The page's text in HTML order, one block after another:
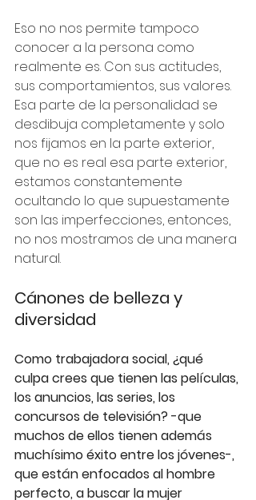
Eso no nos permite tampoco
conocer a la persona como
realmente es. Con sus actitudes,
sus comportamientos, sus valores.
Esa parte de la personalidad se
desdibuja completamente y solo
nos fijamos en la parte exterior,
que no es real esa parte exterior,
estamos constantemente
ocultando lo que supuestamente
son las imperfecciones, entonces,
no nos mostramos de una manera
natural.
Cánones de belleza y
diversidad
Como trabajadora social, ¿qué
culpa crees que tienen las películas,
los anuncios, las series, los
concursos de televisión? -que
muchos de ellos tienen además
muchísimo éxito entre los jóvenes-,
que están enfocados al hombre
perfecto, a buscar la mujer